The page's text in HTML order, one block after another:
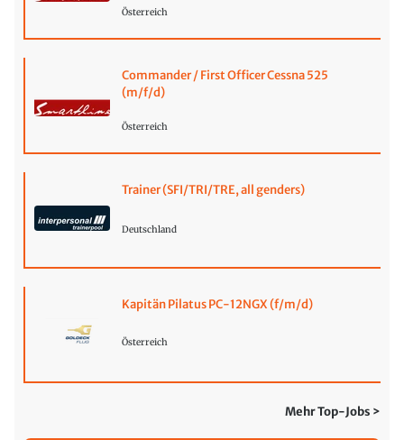
Österreich
Commander / First Officer Cessna 525
(m/f/d)
Österreich
Trainer (SFI/TRI/TRE, all genders)
Deutschland
Kapitän Pilatus PC-12NGX (f/m/d)
Österreich
Mehr Top-Jobs >